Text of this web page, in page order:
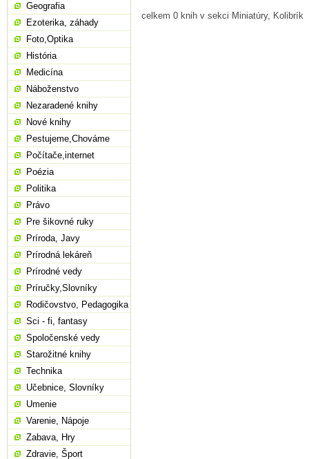
celkem 0 knih v sekci Miniatúry, Kolibrík
Geografia
Ezoterika, záhady
Foto,Optika
História
Medicína
Náboženstvo
Nezaradené knihy
Nové knihy
Pestujeme,Chováme
Počítače,internet
Poézia
Politika
Právo
Pre šikovné ruky
Príroda, Javy
Prírodná lekáreň
Prírodné vedy
Príručky,Slovníky
Rodičovstvo, Pedagogika
Sci - fi, fantasy
Spoločenské vedy
Starožitné knihy
Technika
Učebnice, Slovníky
Umenie
Varenie, Nápoje
Zabava, Hry
Zdravie, Šport